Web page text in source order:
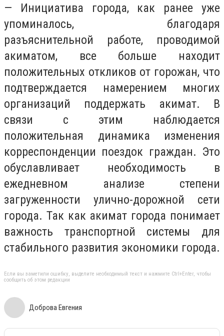
— Инициатива города, как ранее уже
упоминалось, благодаря
разъяснительной работе, проводимой
акиматом, все больше находит
положительных откликов от горожан, что
подтверждается намерением многих
организаций поддержать акимат. В
связи с этим наблюдается
положительная динамика изменения
корреспонденции поездок граждан. Это
обуславливает необходимость в
ежедневном анализе степени
загруженности улично-дорожной сети
города. Так как акимат города понимает
важность транспортной системы для
стабильного развития экономики города.
Если вы заметили ошибку, выделите необходимый текст и нажмите Ctrl+Enter, чтобы
сообщить об этом редакции
Доброва Евгения